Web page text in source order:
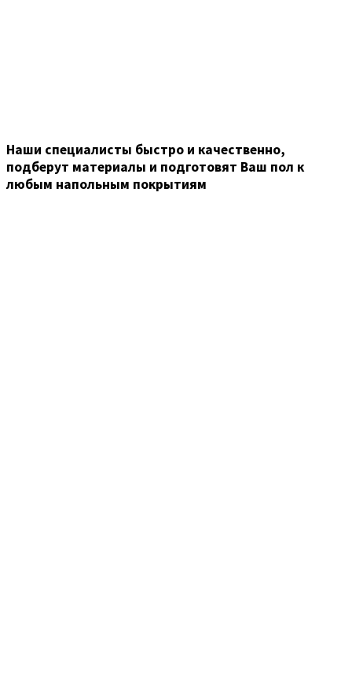
Наши специалисты быстро и качественно,
подберут материалы и подготовят Ваш пол к
любым напольным покрытиям